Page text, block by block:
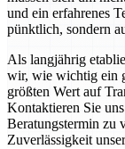
und ein erfahrenes
pünktlich, sondern
Als langjährig
wir, wie wichtig ein
größten Wert auf
Kontaktieren Sie
Beratungstermin zu
Zuverlässigkeit